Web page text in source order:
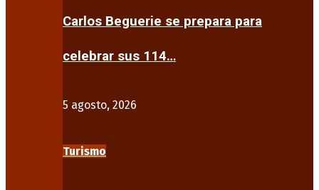
Carlos Beguerie se prepara para
celebrar sus 114…
5 agosto, 2026
Turismo